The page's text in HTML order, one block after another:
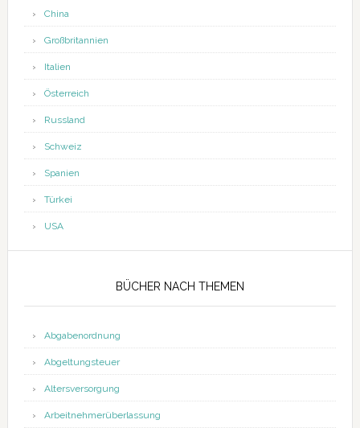
China
Großbritannien
Italien
Österreich
Russland
Schweiz
Spanien
Türkei
USA
BÜCHER NACH THEMEN
Abgabenordnung
Abgeltungsteuer
Altersversorgung
Arbeitnehmerüberlassung